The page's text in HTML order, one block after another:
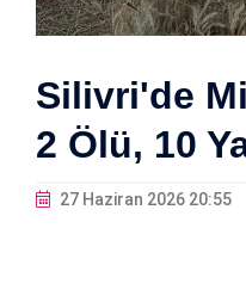
Silivri'de
2 Ölü, 10
27 Haziran 2026 20:55